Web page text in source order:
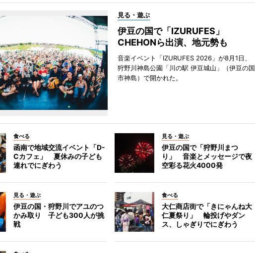
見る・遊ぶ
伊豆の国で「IZURUFES」
CHEHONら出演、地元勢も
音楽イベント「IZURUFES 2026」が8月1日、
狩野川神島公園「川の駅 伊豆城山」（伊豆の国
市神島）で開かれた。
食べる
函南で地域交流イベント「D-
Cカフェ」 夏休みの子ども
連れでにぎわう
見る・遊ぶ
伊豆の国で「狩野川まつ
り」 音楽とメッセージで夜
空彩る花火4000発
見る・遊ぶ
伊豆の国・狩野川でアユのつ
かみ取り 子ども300人が挑
戦
食べる
大仁商店街で「きにゃんね大
仁夏祭り」 輪投げやダン
ス、しゃぎりでにぎわう